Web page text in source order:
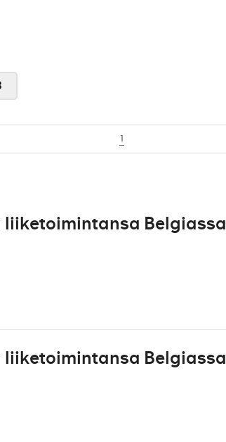
1
Belgiassa
Belgiassa